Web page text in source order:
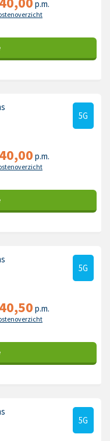
p.m.
5G
40,00 p.m.
5G
40,50 p.m.
5G